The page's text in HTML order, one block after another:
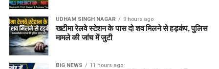
UDHAM SINGH NAGAR 9 hours ago
खटीमा रेलवे स्टेशन के पास दो शव मिलने से हड़कंप, पुलिस
मामले की जांच में जुटी
BIG NEWS 11 hours ago